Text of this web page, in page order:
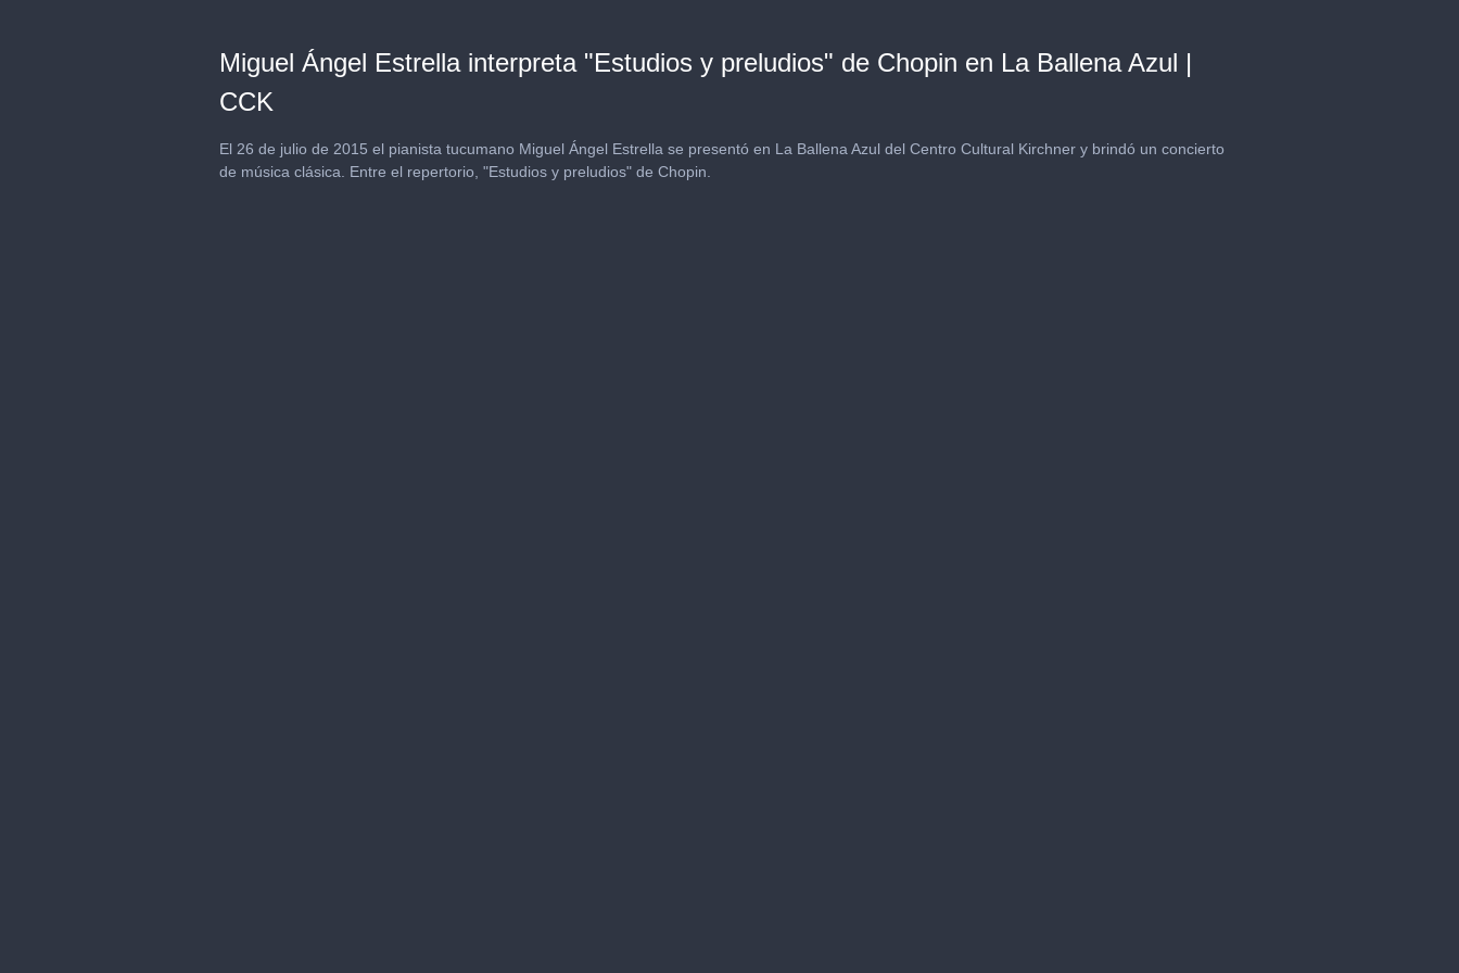
Miguel Ángel Estrella interpreta "Estudios y preludios" de Chopin en La Ballena Azul |
CCK
El 26 de julio de 2015 el pianista tucumano Miguel Ángel Estrella se presentó en La Ballena Azul del Centro Cultural Kirchner y brindó un concierto
de música clásica. Entre el repertorio, "Estudios y preludios" de Chopin.